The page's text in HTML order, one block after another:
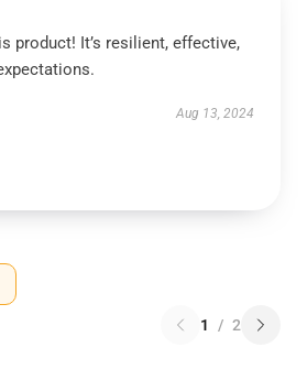
product! It’s resilient, effective,
Aug 13, 2024
1 / 2